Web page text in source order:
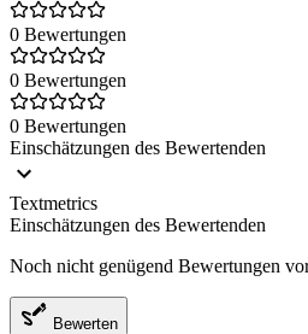
0 Bewertungen
0 Bewertungen
0 Bewertungen
Einschätzungen des Bewertenden
Textmetrics
Einschätzungen des Bewertenden
Noch nicht genügend Bewertungen
Bewerten